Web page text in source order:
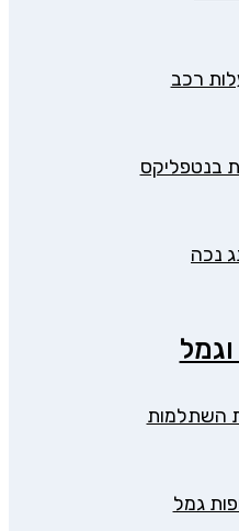
רכב
בנטפליקס
נכה
השתלמות
גמל